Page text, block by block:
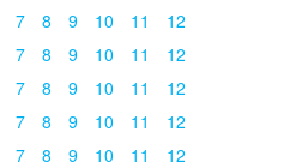
7 8 9 10 11
12
7 8 9 10 11
12
7 8 9 10 11
12
7 8 9 10 11
12
7 8 9 10 11
12